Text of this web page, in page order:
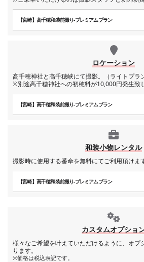
【宮崎】高千穂和装前撮り-プレミアムプラン
ロケーション
高千穂神社と高千穂峡にて撮影。（ライトプラ
※別途高千穂神社への初穂料が10,000円発生致
【宮崎】高千穂和装前撮り-プレミアムプラン
和装小物レンタル
撮影時に使用する番傘を無料にてご利用頂けま
【宮崎】高千穂和装前撮り-プレミアムプラン
カスタムオプショ
様々なご希望を叶えていただけるように、オプ
ります。
※価格は税込表記です。